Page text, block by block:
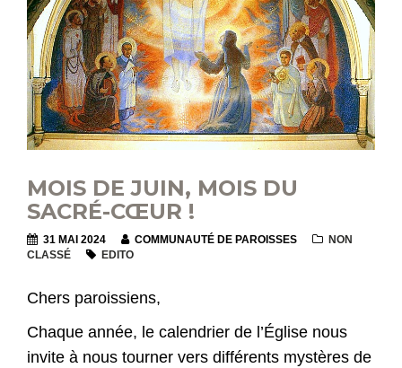
MOIS DE JUIN, MOIS DU
SACRÉ-CŒUR !
31 MAI 2024 COMMUNAUTÉ DE PAROISSES
NON
CLASSÉ
EDITO
Chers paroissiens,
Chaque année, le calendrier de l’Église nous
invite à nous tourner vers différents mystères de